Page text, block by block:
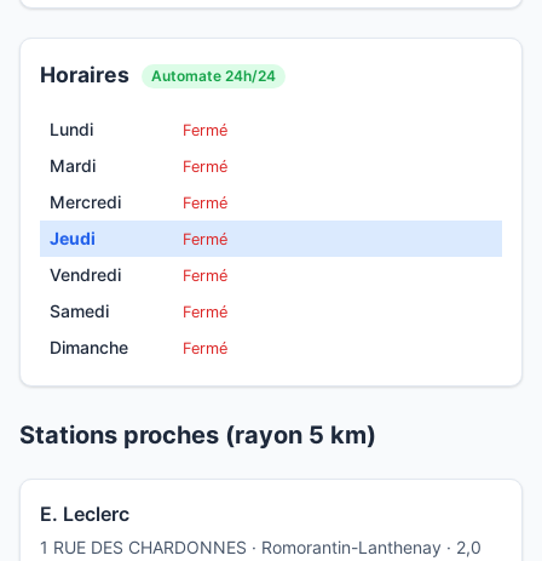
Horaires Automate 24h/24
Lundi Fermé
Mardi Fermé
Mercredi Fermé
Jeudi Fermé
Vendredi Fermé
Samedi Fermé
Dimanche Fermé
Stations proches (rayon 5 km)
E. Leclerc
1 RUE DES CHARDONNES · Romorantin-Lanthenay · 2,0